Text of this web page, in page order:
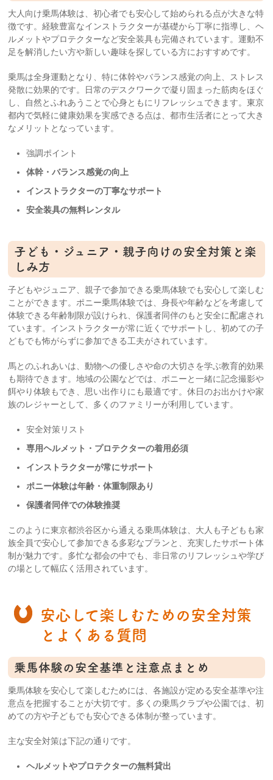
大人向け乗馬体験は、初心者でも安心して始められる点が大きな特
徴です。経験豊富なインストラクターが基礎から丁寧に指導し、ヘ
ルメットやプロテクターなど安全装具も完備されています。運動不
足を解消したい方や新しい趣味を探している方におすすめです。
乗馬は全身運動となり、特に体幹やバランス感覚の向上、ストレス
発散に効果的です。日常のデスクワークで凝り固まった筋肉をほぐ
し、自然とふれあうことで心身ともにリフレッシュできます。東京
都内で気軽に健康効果を実感できる点は、都市生活者にとって大き
なメリットとなっています。
強調ポイント
体幹・バランス感覚の向上
インストラクターの丁寧なサポート
安全装具の無料レンタル
子ども・ジュニア・親子向けの安全対策と楽
しみ方
子どもやジュニア、親子で参加できる乗馬体験でも安心して楽しむ
ことができます。ポニー乗馬体験では、身長や年齢などを考慮して
体験できる年齢制限が設けられ、保護者同伴のもと安全に配慮され
ています。インストラクターが常に近くでサポートし、初めての子
どもでも怖がらずに参加できる工夫がされています。
馬とのふれあいは、動物への優しさや命の大切さを学ぶ教育的効果
も期待できます。地域の公園などでは、ポニーと一緒に記念撮影や
餌やり体験もでき、思い出作りにも最適です。休日のお出かけや家
族のレジャーとして、多くのファミリーが利用しています。
安全対策リスト
専用ヘルメット・プロテクターの着用必須
インストラクターが常にサポート
ポニー体験は年齢・体重制限あり
保護者同伴での体験推奨
このように東京都渋谷区から通える乗馬体験は、大人も子どもも家
族全員で安心して参加できる多彩なプランと、充実したサポート体
制が魅力です。多忙な都会の中でも、非日常のリフレッシュや学び
の場として幅広く活用されています。
安心して楽しむための安全対策
とよくある質問
乗馬体験の安全基準と注意点まとめ
乗馬体験を安心して楽しむためには、各施設が定める安全基準や注
意点を把握することが大切です。多くの乗馬クラブや公園では、初
めての方や子どもでも安心できる体制が整っています。
主な安全対策は下記の通りです。
ヘルメットやプロテクターの無料貸出